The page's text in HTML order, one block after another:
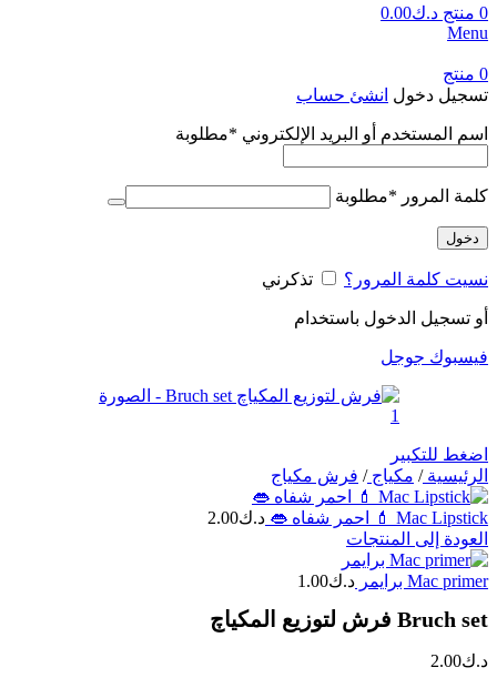
0 منتج د.ك0.00
Menu
0 منتج
تسجيل دخول انشئ حساب
اسم المستخدم أو البريد الإلكتروني *مطلوبة
كلمة المرور *مطلوبة
دخول
نسيت كلمة المرور؟ تذكرني
أو تسجيل الدخول باستخدام
فيسبوك جوجل
اضغط للتكبير
الرئيسية/ مكياج/ فرش مكياج
Mac Lipstick 💄 احمر شفاه 👄 د.ك2.00
العودة إلى المنتجات
Mac primer برايمر د.ك1.00
Bruch set فرش لتوزيع المكياچ
د.ك2.00